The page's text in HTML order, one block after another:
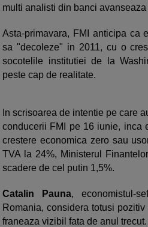
multi analisti din banci
Asta-primavara, FMI anticipa ca
sa "decoleze" in 2011, cu o
socotelile institutiei de la
peste cap de realitate.
In scrisoarea de intentie pe care
conducerii FMI pe 16 iunie, inca
crestere economica zero sau
TVA la 24%, Ministerul
scadere de cel putin 1,5%.
Catalin Pauna, economistul-
Romania, considera totusi
franeaza vizibil fata de anul trecut.